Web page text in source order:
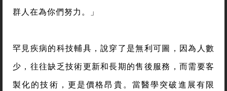
群人在為你們努力。」
罕見疾病的科技輔具，說穿了是無利可圖，因為人數
少，往往缺乏技術更新和長期的售後服務，而需要客
製化的技術，更是價格昂貴。當醫學突破進展有限